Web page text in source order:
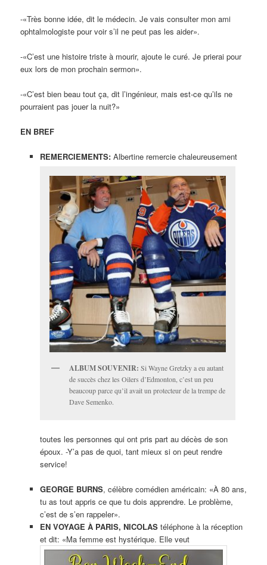
-«Très bonne idée, dit le médecin. Je vais consulter mon ami
ophtalmologiste pour voir s’il ne peut pas les aider».
-«C’est une histoire triste à mourir, ajoute le curé. Je prierai pour
eux lors de mon prochain sermon».
-«C’est bien beau tout ça, dit l’ingénieur, mais est-ce qu’ils ne
pourraient pas jouer la nuit?»
EN BREF
REMERCIEMENTS:Albertine remercie chaleureusement
ALBUM SOUVENIR: Si Wayne Gretzky a eu autant
de succès chez les Oilers d’Edmonton, c’est un peu
beaucoup parce qu’il avait un protecteur de la trempe de
Dave Semenko.
toutes les personnes qui ont pris part au décès de son
époux. -Y’a pas de quoi, tant mieux si on peut rendre
service!
GEORGE BURNS, célèbre comédien américain: «À 80 ans,
tu as tout appris ce que tu dois apprendre. Le problème,
c’est de s’en rappeler».
EN VOYAGE À PARIS, NICOLAS téléphone à la réception
et dit: «Ma femme est hystérique. Elle veut